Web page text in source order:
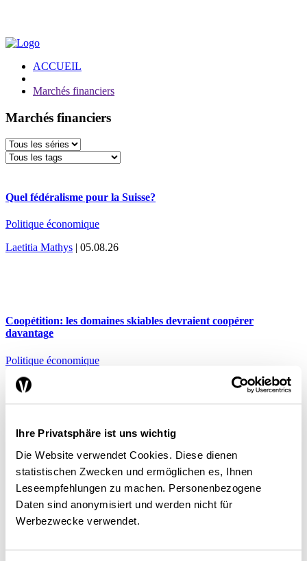
Ihre Privatsphäre ist uns wichtig
Die Website verwendet Cookies. Diese dienen
statistischen Zwecken und ermöglichen es, Ihnen
Leseempfehlungen zu machen. Personenbezogene
Daten sind anonymisiert und werden nicht für
Werbezwecke verwendet.
ACCUEIL
Marchés financiers
Marchés financiers
Quel fédéralisme pour la Suisse?
Politique économique
Laetitia Mathys | 05.08.26
Coopétition: les domaines skiables devraient coopérer
davantage
Politique économique
Michael Stadler
Quels sont les effets des mesures de politique climatique prises
par la Suisse?
Politique économique
Martin Baur,Luisa Lutz,Roger Ramer